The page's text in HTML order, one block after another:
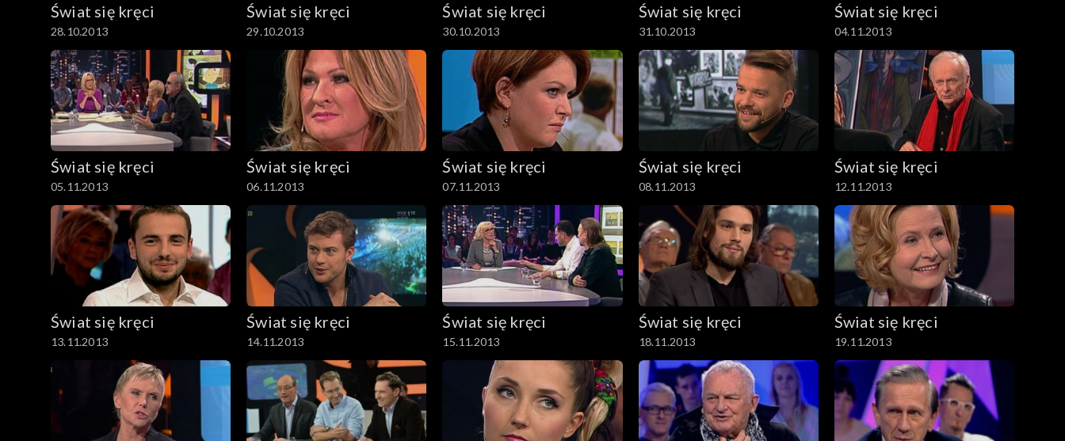
Świat się kręci
28.10.2013
Świat się kręci
29.10.2013
Świat się kręci
30.10.2013
Świat się kręci
31.10.2013
Świat się kręci
04.11.2013
Świat się kręci
05.11.2013
Świat się kręci
06.11.2013
Świat się kręci
07.11.2013
Świat się kręci
08.11.2013
Świat się kręci
12.11.2013
Świat się kręci
13.11.2013
Świat się kręci
14.11.2013
Świat się kręci
15.11.2013
Świat się kręci
18.11.2013
Świat się kręci
19.11.2013